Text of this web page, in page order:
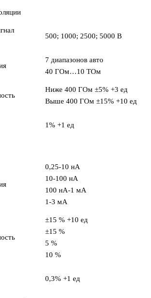
500; 1000; 2500; 5000 В
7 диапазонов авто
40 ГОм…10 ТОм
Ниже 400 ГОм ±5% +3 ед
Выше 400 ГОм ±15% +10 ед
1% +1 ед
0,25-10 нА
10-100 нА
100 нА-1 мА
1-3 мА
±15 % +10 ед
±15 %
5 %
10 %
0,3% +1 ед